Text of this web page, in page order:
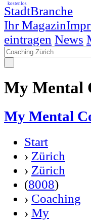
StadtBranche
Ihr Magazin
kostenlos
eintragen News
My Mental
My Mental
Start
› Zürich
› Zürich
(8008)
› Coaching
› My